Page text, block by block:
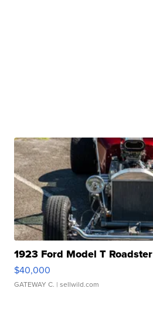
1923 Ford Model T Roadster
$40,000
GATEWAY C. | sellwild.com